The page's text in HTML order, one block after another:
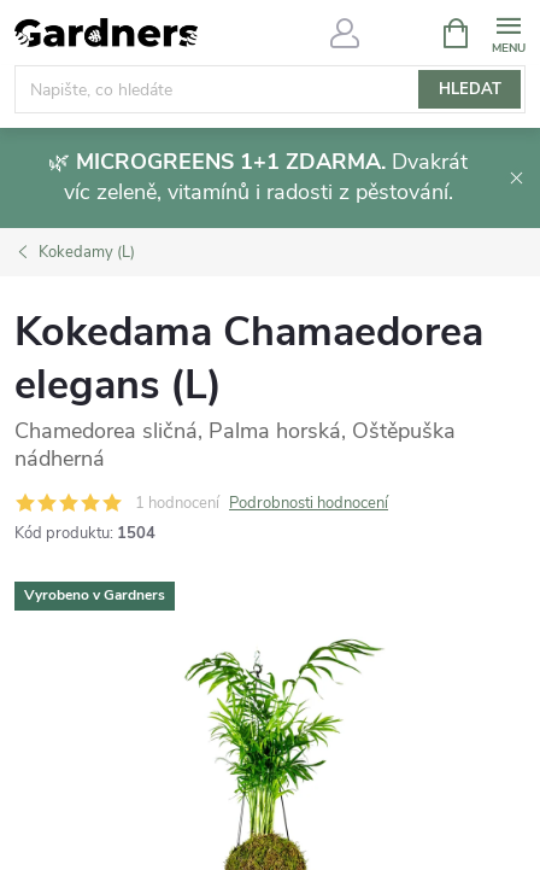
Přejít
na
obsah
HLEDAT
NÁKUPNÍ
KOŠÍK
🌿 MICROGREENS 1+1 ZDARMA. Dvakrát
víc zeleně, vitamínů i radosti z pěstování.
Kokedamy (L)
Kokedama Chamaedorea
elegans (L)
Chamedorea sličná, Palma horská, Oštěpuška
nádherná
1 hodnocení Podrobnosti hodnocení
Kód produktu: 1504
Vyrobeno v Gardners